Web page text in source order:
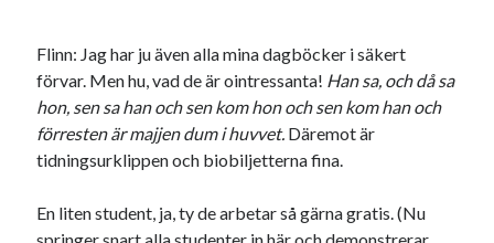
Flinn: Jag har ju även alla mina dagböcker i säkert
förvar. Men hu, vad de är ointressanta! Han sa, och då sa
hon, sen sa han och sen kom hon och sen kom han och
förresten är majjen dum i huvvet. Däremot är
tidningsurklippen och biobiljetterna fina.
En liten student, ja, ty de arbetar så gärna gratis. (Nu